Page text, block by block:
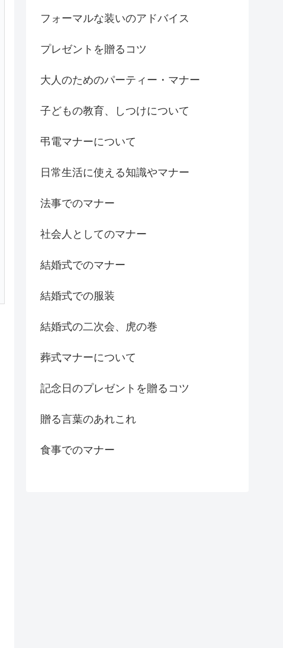
フォーマルな装いのアドバイス
プレゼントを贈るコツ
大人のためのパーティー・マナー
子どもの教育、しつけについて
弔電マナーについて
日常生活に使える知識やマナー
法事でのマナー
社会人としてのマナー
結婚式でのマナー
結婚式での服装
結婚式の二次会、虎の巻
葬式マナーについて
記念日のプレゼントを贈るコツ
贈る言葉のあれこれ
食事でのマナー